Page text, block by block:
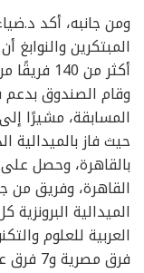
ومن جانبه، أكد
المبتكرين والنوابغ
وقام الصندوق
المسابقة، مشيرًا
حيث فاز بالميدالية
بالقاهرة، وحصل
القاهرة، وفريق
الميدالية
فرق